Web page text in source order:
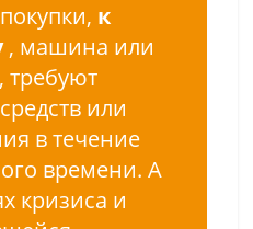
к
, машина или
требуют
или
в течение
времени. А
кризиса и